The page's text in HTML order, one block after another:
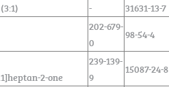
-
31631-13-7
202-679-
0
98-54-4
2-one
239-139-
9
15087-24-8